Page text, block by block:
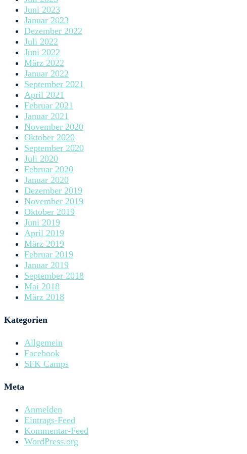
Juni 2023
Januar 2023
Dezember 2022
Juli 2022
Juni 2022
März 2022
Januar 2022
September 2021
April 2021
Februar 2021
Januar 2021
November 2020
Oktober 2020
September 2020
Juli 2020
Februar 2020
Januar 2020
Dezember 2019
November 2019
Oktober 2019
Juni 2019
April 2019
März 2019
Februar 2019
Januar 2019
September 2018
Mai 2018
März 2018
Kategorien
Allgemein
Facebook
SFK Camps
Meta
Anmelden
Eintrags-Feed
Kommentar-Feed
WordPress.org